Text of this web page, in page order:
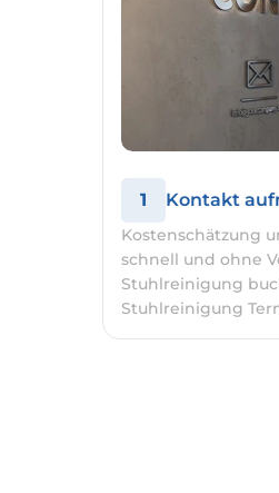
1 Kontakt
Kostenschätzung
schnell und ohne
Stuhlreinigung
Stuhlreinigung